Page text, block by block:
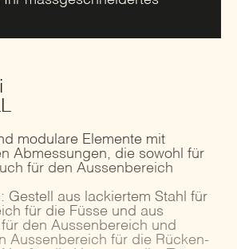
modulare Elemente mit
Abmessungen, die sowohl für
für den Aussenbereich
Gestell aus lackiertem Stahl für
für die Füsse und aus
den Aussenbereich und
Aussenbereich für die Rücken-